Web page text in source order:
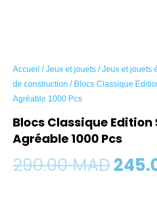
Accueil /Jeux et jouets /Jeux et jouets
de construction / Blocs Classique
Agréable 1000 Pcs
Blocs Classique Edition
Agréable 1000 Pcs
290.00MADLe